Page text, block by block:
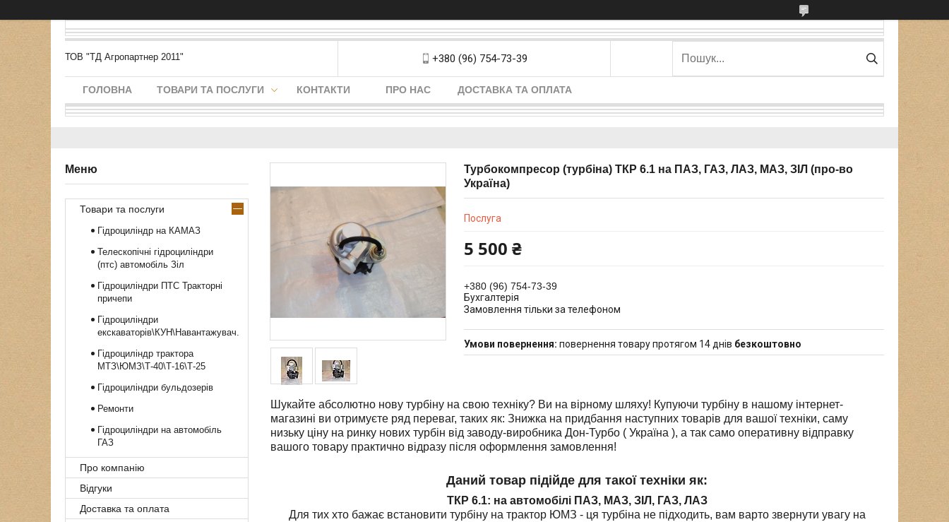
ТОВ "ТД Агропартнер 2011" +380 (96) 754-73-39
ГОЛОВНА ТОВАРИ ТА ПОСЛУГИ КОНТАКТИ ПРО НАС ДОСТАВКА ТА ОПЛАТА
Турбокомпресор (турбіна) ТКР 6.1 на ПАЗ, ГАЗ, ЛАЗ, МАЗ, ЗІЛ (про-во
Україна)
Послуга
5 500 ₴
+380 (96) 754-73-39
Бухгалтерія
Замовлення тільки за телефоном
повернення товару протягом 14 днів безкоштовно
Шукайте абсолютно нову турбіну на свою техніку? Ви на вірному шляху! Купуючи турбіну в нашому інтернет-
магазині ви отримуєте ряд переваг, таких як: Знижка на придбання наступних товарів для вашої техніки, саму
низьку ціну на ринку нових турбін від заводу-виробника Дон-Турбо ( Україна ), а так само оперативну відправку
вашого товару практично відразу після оформлення замовлення!
Даний товар підійде для такої техніки як:
ТКР 6.1: на автомобілі ПАЗ, МАЗ, ЗІЛ, ГАЗ, ЛАЗ
Для тих хто бажає встановити турбіну на трактор ЮМЗ - ця турбіна не підходить, вам варто звернути увагу на
Товари та послуги
Гідроциліндр на КАМАЗ
Телескопічні гідроциліндри
(птс) автомобіль Зіл
Гідроциліндри ПТС Тракторні
причепи
Гідроциліндри
екскаваторів\КУН\Навантажувач.
Гідроциліндр трактора
МТЗ\ЮМЗ\Т-40\Т-16\Т-25
Гідроциліндри бульдозерів
Ремонти
Гідроциліндри на автомобіль
ГАЗ
Про компанію
Відгуки
Доставка та оплата